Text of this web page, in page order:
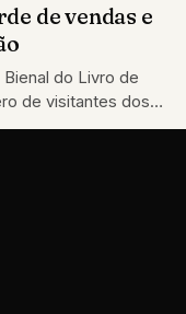
de vendas e
do Livro de
de visitantes dos